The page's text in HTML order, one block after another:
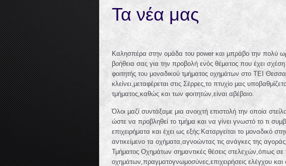
Τα νέα μας
Καλησπέρα στην ομάδα του power και μπράβο την πολύ
βοήθεια σας για την προβολή ενός θέματος που έχει
φοιτητής του μοναδικού τμήματος οχημάτων στο ΤΕΙ
κλείνει,μεταφέρεται στις Σέρρες,το πτυχίο μας
τμήματος,καθώς και των φοιτητών,είναι αβέβαιο.
Όλοι μαζί συντάξαμε μια ανοιχτή επιστολή την οποία
ώστε να προβληθεί το τμήμα και να γίνει γνωστό το τι
επιχειρήματα και έχει ως εξής:Καταργείται το μοναδικό
αντικείμενο τα οχήματα,αγνοώντας τις ανάγκες της
Τμήματος Οχημάτων σημαντικές θέσεις στελεχών,όπως σε
οχημάτων,πραγματογνωμοσύνες,επιχειρήσεις ελέγχου